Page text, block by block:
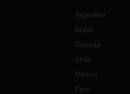
Argentina
Brazil
Canada
Chile
Mexico
Peru